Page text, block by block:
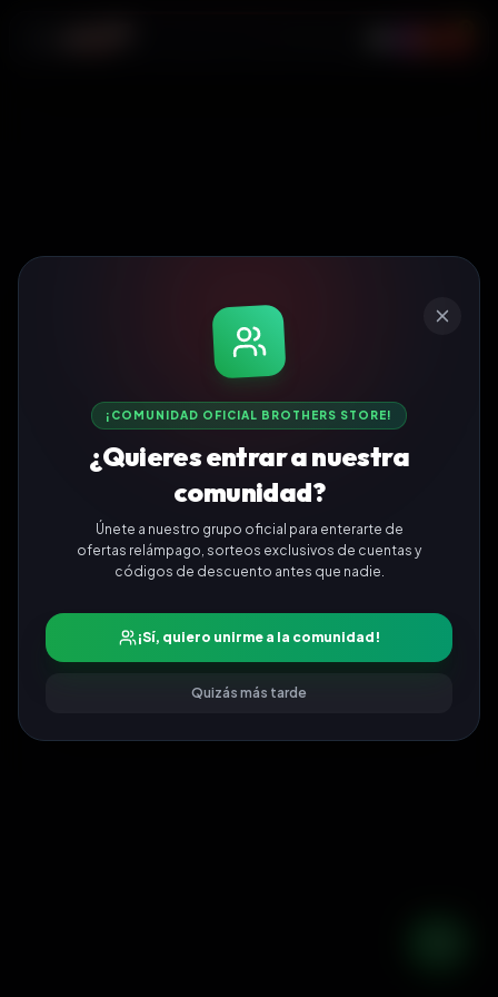
¡COMUNIDAD OFICIAL BROTHERS STORE!
¿Quieres entrar a nuestra
comunidad?
Únete a nuestro grupo oficial para enterarte de
ofertas relámpago, sorteos exclusivos de cuentas y
códigos de descuento antes que nadie.
¡Sí, quiero unirme a la comunidad!
Quizás más tarde